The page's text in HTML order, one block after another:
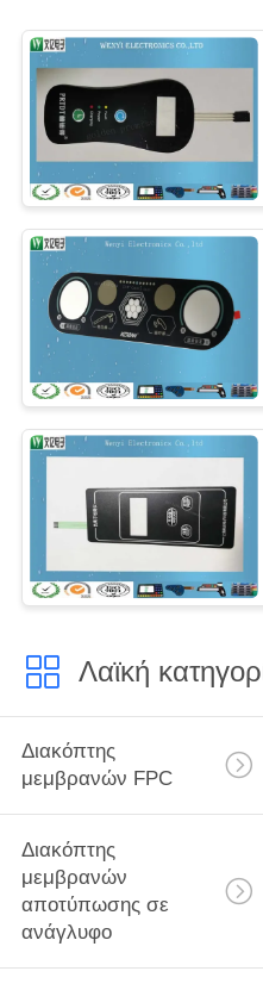
Λαϊκή
Διακόπτης
μεμβρανών FPC
Διακόπτης
μεμβρανών
αποτύπωσης σε
ανάγλυφο